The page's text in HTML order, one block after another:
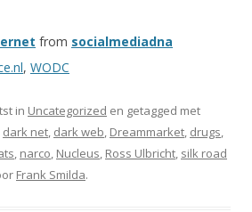
from socialmediadna
, WODC
in Uncategorized en getagged met
dark net, dark web, Dreammarket, drugs,
, narco, Nucleus, Ross Ulbricht, silk road
Frank Smilda.